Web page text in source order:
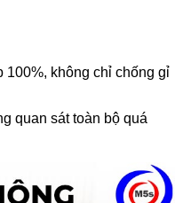
100%, không chỉ chống gỉ
quan sát toàn bộ quá